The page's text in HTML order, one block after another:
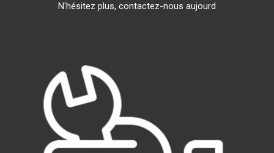
N'hésitez plus, contactez-nous aujourd